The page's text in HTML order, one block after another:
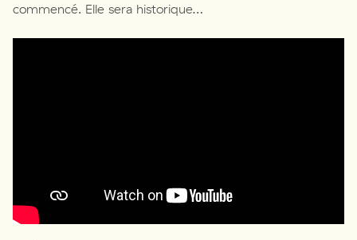
commencé. Elle sera historique…